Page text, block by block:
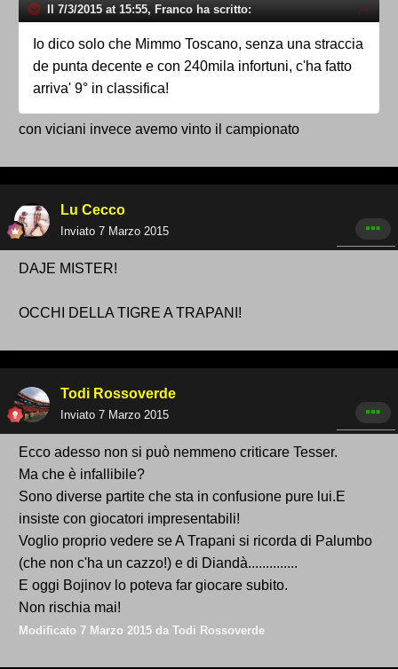
Il 7/3/2015 at 15:55, Franco ha scritto:
Io dico solo che Mimmo Toscano, senza una straccia
de punta decente e con 240mila infortuni, c'ha fatto
arriva' 9° in classifica!
con viciani invece avemo vinto il campionato
Lu Cecco
Inviato 7 Marzo 2015
DAJE MISTER!
OCCHI DELLA TIGRE A TRAPANI!
Todi Rossoverde
Inviato 7 Marzo 2015
Ecco adesso non si può nemmeno criticare Tesser.
Ma che è infallibile?
Sono diverse partite che sta in confusione pure lui.E
insiste con giocatori impresentabili!
Voglio proprio vedere se A Trapani si ricorda di Palumbo
(che non c'ha un cazzo!) e di Diandà..............
E oggi Bojinov lo poteva far giocare subito.
Non rischia mai!
Modificato 7 Marzo 2015 da Todi Rossoverde